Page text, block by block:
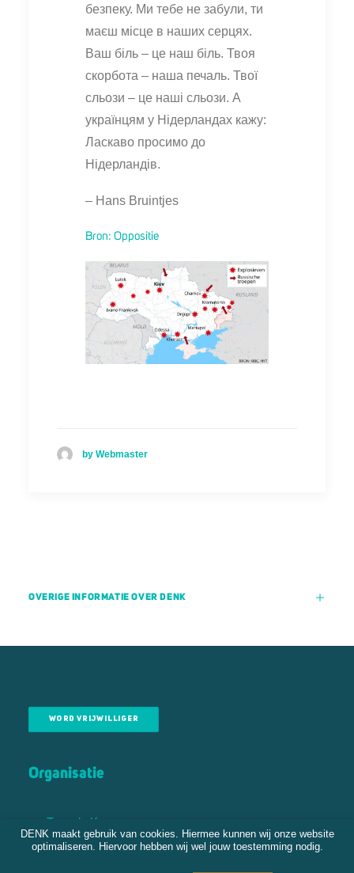
безпеку. Ми тебе не забули, ти
маєш місце в наших серцях.
Ваш біль – це наш біль. Твоя
скорбота – наша печаль. Твої
сльози – це наші сльози. А
українцям у Нідерландах кажу:
Ласкаво просимо до
Нідерландів.
– Hans Bruintjes
Bron: Oppositie
by Webmaster
OVERIGE INFORMATIE OVER DENK
WORD VRIJWILLIGER
Organisatie
Tweede Kamer
Gemeenteraden
DENK maakt gebruik van cookies. Hiermee kunnen wij onze website
optimaliseren. Hiervoor hebben wij wel jouw toestemming nodig.